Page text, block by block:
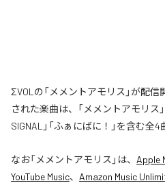
ΣVOLの「メメントアモリス」が配
された楽曲は、「メメントアモリス」
SIGNAL」「ふぁにばに！」を含む全4
なお「メメントアモリス 」は、 Apple
YouTube Music、 Amazon Music